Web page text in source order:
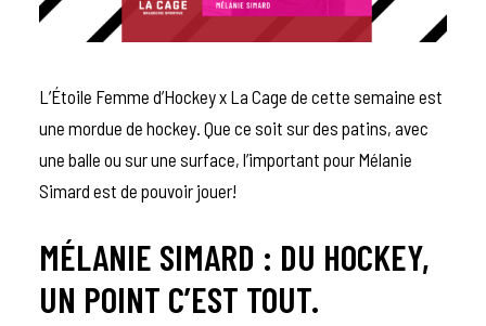
L’Étoile Femme d’Hockey x La Cage de cette semaine est
une mordue de hockey. Que ce soit sur des patins, avec
une balle ou sur une surface, l’important pour Mélanie
Simard est de pouvoir jouer!
MÉLANIE SIMARD : DU HOCKEY,
UN POINT C’EST TOUT.